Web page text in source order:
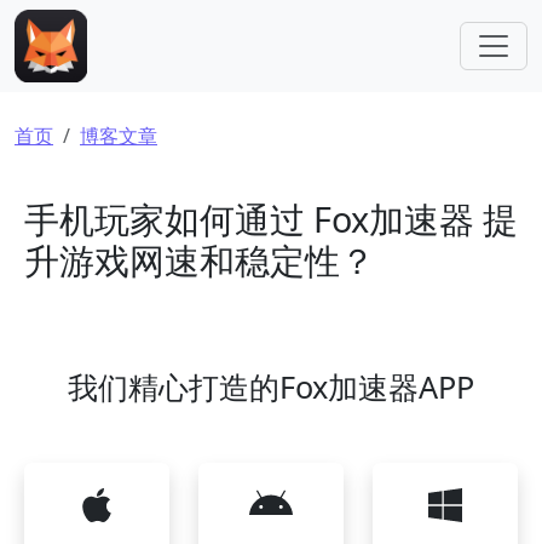
跳转到主要内容
面包屑
首页 博客文章
手机玩家如何通过 Fox加速器 提
升游戏网速和稳定性？
我们精心打造的Fox加速器APP